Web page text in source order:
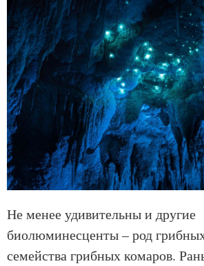
Не менее удивительны и другие
биолюминесценты – род
семейства грибных комаров.